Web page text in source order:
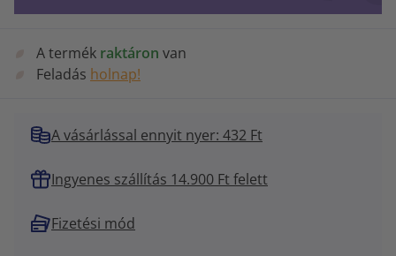
A termék raktáron van
Feladás holnap!
A vásárlással ennyit nyer: 432 Ft
Ingyenes szállítás 14.900 Ft felett
Fizetési mód